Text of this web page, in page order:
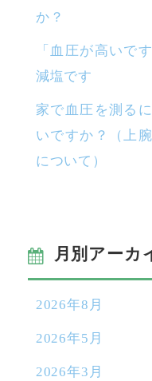
か？
「血圧が高いで
減塩です
家で血圧を測る
いですか？（上
について）
月別アーカ
2026年8月
2026年5月
2026年3月